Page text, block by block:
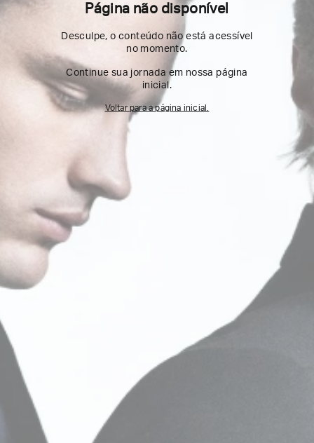
Página não disponível
Desculpe, o conteúdo não está acessível
no momento.
Continue sua jornada em nossa página
inicial.
Voltar para a página inicial.